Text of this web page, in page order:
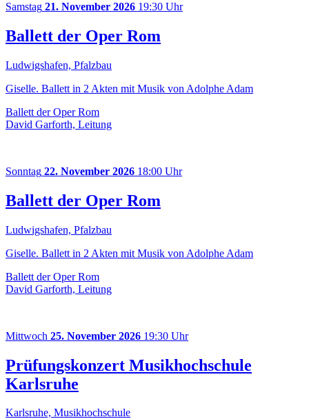
Samstag 21. November 2026 19:30 Uhr
Ballett der Oper Rom
Ludwigshafen, Pfalzbau
Giselle. Ballett in 2 Akten mit Musik von Adolphe Adam
Ballett der Oper Rom
David Garforth, Leitung
Sonntag 22. November 2026 18:00 Uhr
Ballett der Oper Rom
Ludwigshafen, Pfalzbau
Giselle. Ballett in 2 Akten mit Musik von Adolphe Adam
Ballett der Oper Rom
David Garforth, Leitung
Mittwoch 25. November 2026 19:30 Uhr
Prüfungskonzert Musikhochschule
Karlsruhe
Karlsruhe, Musikhochschule